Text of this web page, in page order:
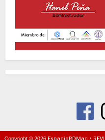
Copyright © 2026